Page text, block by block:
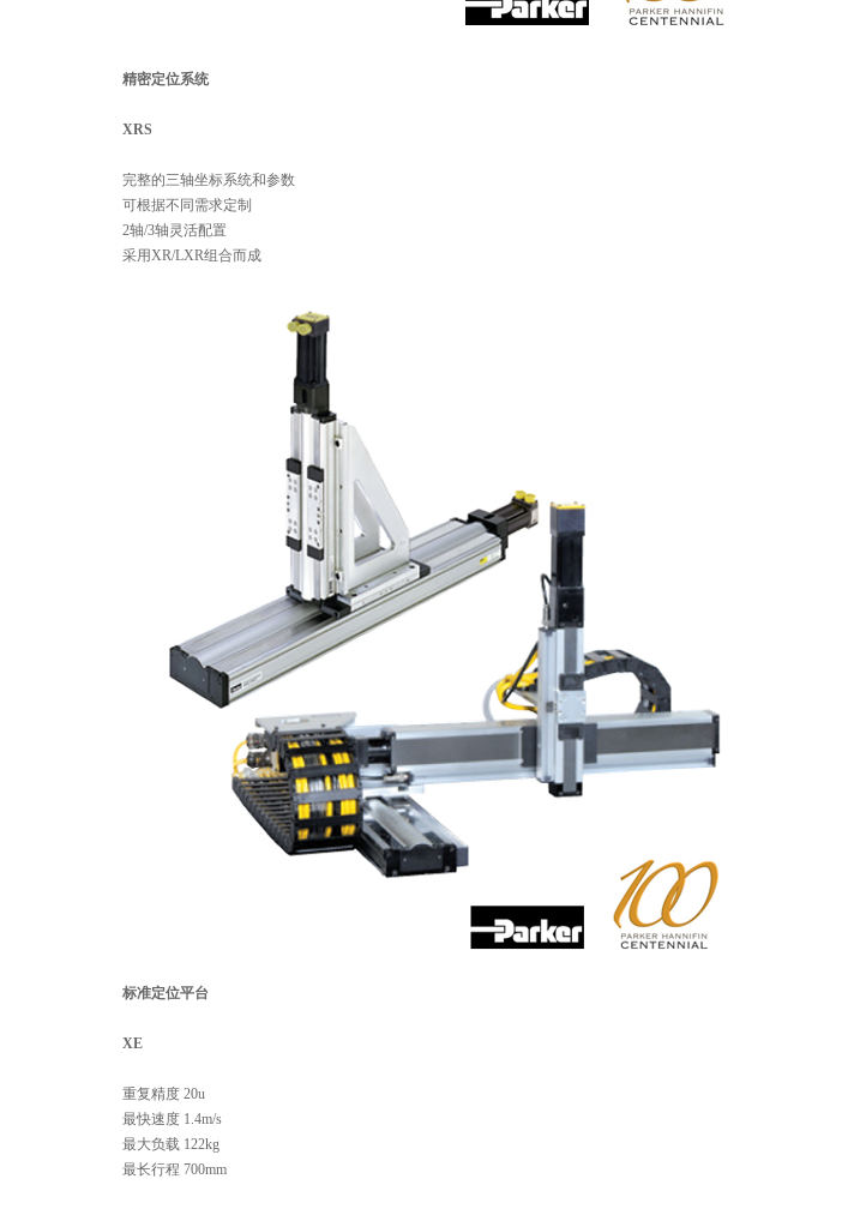
精密定位系统
XRS
完整的三轴坐标系统和参数
可根据不同需求定制
2轴/3轴灵活配置
采用XR/LXR组合而成
标准定位平台
XE
重复精度 20u
最快速度 1.4m/s
最大负载 122kg
最长行程 700mm